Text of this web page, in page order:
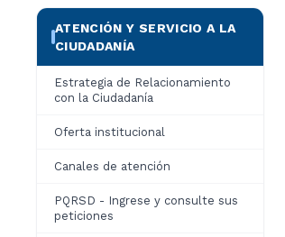
ATENCIÓN Y SERVICIO A LA
CIUDADANÍA
Estrategia de Relacionamiento
con la Ciudadanía
Oferta institucional
Canales de atención
PQRSD - Ingrese y consulte sus
peticiones